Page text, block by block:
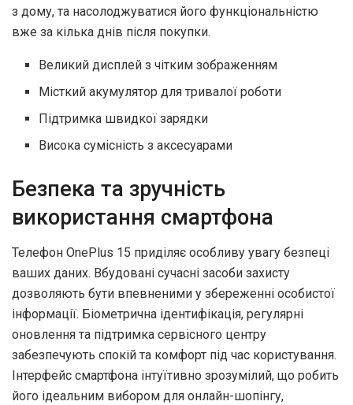
з дому, та насолоджуватися його функціональністю
вже за кілька днів після покупки.
Великий дисплей з чітким зображенням
Місткий акумулятор для тривалої роботи
Підтримка швидкої зарядки
Висока сумісність з аксесуарами
Безпека та зручність
використання смартфона
Телефон OnePlus 15 приділяє особливу увагу безпеці
ваших даних. Вбудовані сучасні засоби захисту
дозволяють бути впевненими у збереженні особистої
інформації. Біометрична ідентифікація, регулярні
оновлення та підтримка сервісного центру
забезпечують спокій та комфорт під час користування.
Інтерфейс смартфона інтуїтивно зрозумілий, що робить
його ідеальним вибором для онлайн-шопінгу,